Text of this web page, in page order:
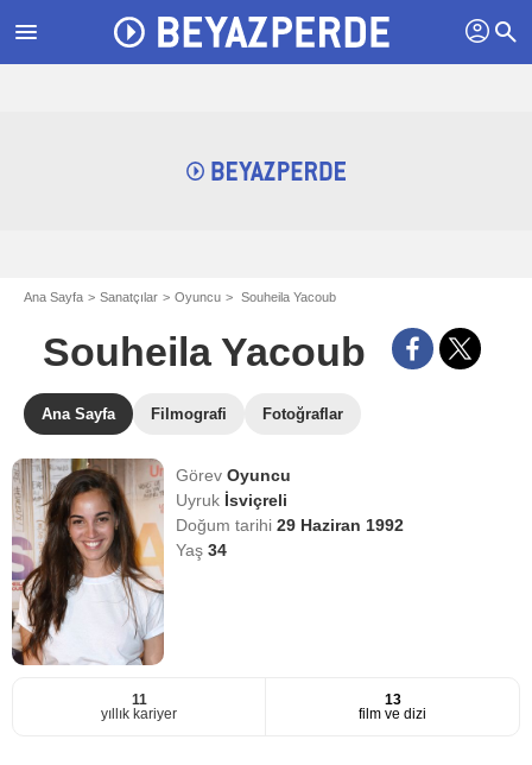
menu profil search
Ana Sayfa Sanatçılar Oyuncu Souheila Yacoub
Souheila Yacoub
Ana Sayfa Filmografi Fotoğraflar
GörevOyuncu
Uyruk İsviçreli
Doğum tarihi29 Haziran 1992
Yaş34
11
yıllık kariyer
13
film ve dizi